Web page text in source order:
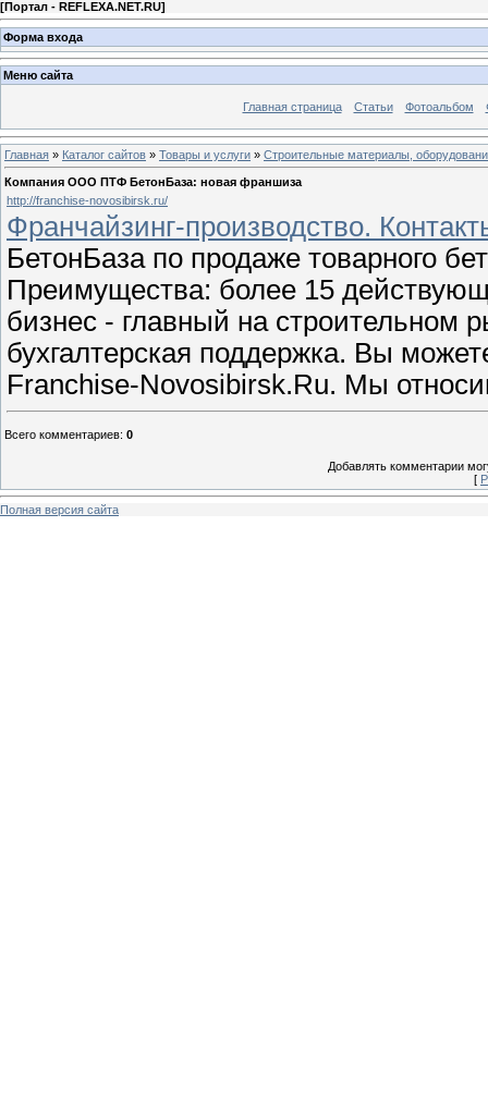
[Портал - REFLEXA.NET.RU]
Форма входа
Меню сайта
Главная страница Статьи Фотоальбом
Главная » Каталог сайтов » Товары и услуги » Строительные материалы,
Компания ООО ПТФ БетонБаза: новая франшиза
http://franchise-novosibirsk.ru/
Франчайзинг-производство.
БетонБаза по продаже товарного
Преимущества: более 15
бизнес - главный на строительном
бухгалтерская поддержка. Вы
Franchise-Novosibirsk.Ru. Мы
Всего комментариев: 0
Добавлять комментарии
[
Полная версия сайта